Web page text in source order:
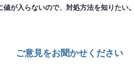
が入らないので、対処方法を知りたい。
ご意見をお聞かせください